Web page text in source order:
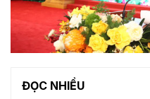
ĐỌC NHIỀU